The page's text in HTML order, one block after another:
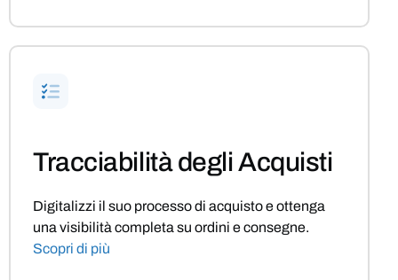
Tracciabilità degli Acquisti
Digitalizzi il suo processo di acquisto e ottenga
una visibilità completa su ordini e consegne.
Scopri di più